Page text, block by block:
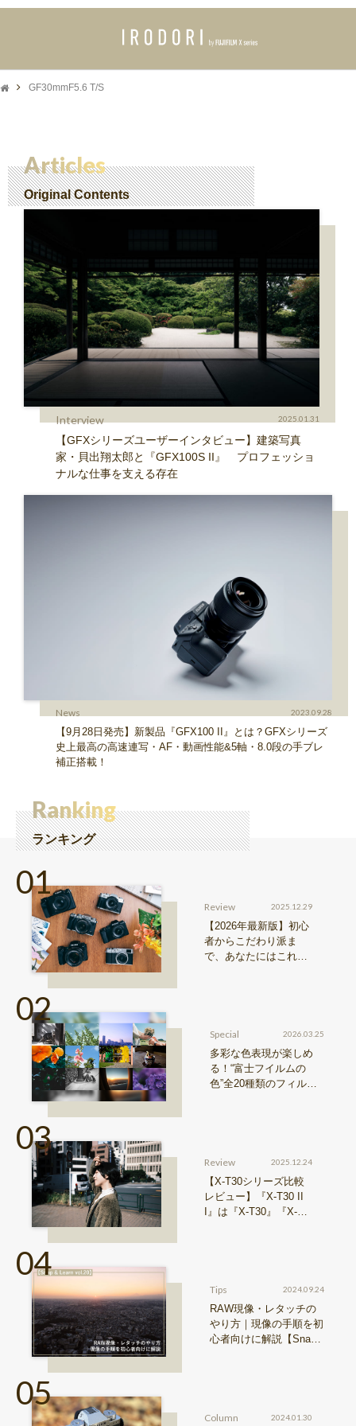
GF30mmF5.6 T/S
Articles
Original Contents
Interview 2025.01.31
【GFXシリーズユーザーインタビュー】建築写真
家・貝出翔太郎と『GFX100S II』 プロフェッショ
ナルな仕事を支える存在
News 2023.09.28
【9月28日発売】新製品『GFX100 II』とは？GFXシリーズ
史上最高の高速連写・AF・動画性能&5軸・8.0段の手ブレ
補正搭載！
Ranking
ランキング
Review 2025.12.29
【2026年最新版】初心
者からこだわり派ま
で、あなたにはこれが
Special 2026.03.25
多彩な色表現が楽しめ
る！“富士フイルムの
色”全20種類のフィルム
Review 2025.12.24
【X-T30シリーズ比較
レビュー】『X-T30 II
I』は『X-T30』『X-T3
Tips 2024.09.24
RAW現像・レタッチの
やり方｜現像の手順を初
心者向けに解説【Snap
Column 2024.01.30